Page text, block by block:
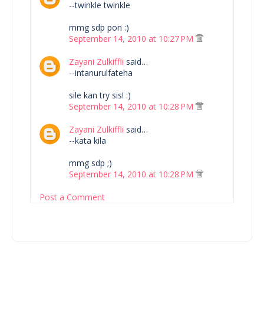
--twinkle twinkle
mmg sdp pon :)
September 14, 2010 at 10:27 PM
Zayani Zulkiffli said…
--intanurulfateha
sile kan try sis! :)
September 14, 2010 at 10:28 PM
Zayani Zulkiffli said…
--kata kila
mmg sdp ;)
September 14, 2010 at 10:28 PM
Post a Comment